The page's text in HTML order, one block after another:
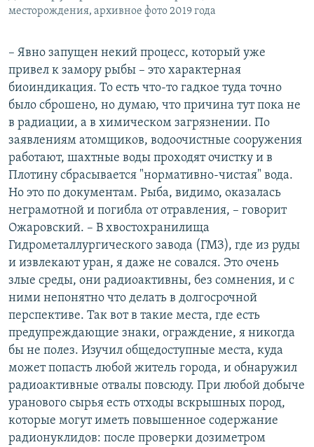
месторождения, архивное фото 2019 года
– Явно запущен некий процесс, который уже
привел к замору рыбы – это характерная
биоиндикация. То есть что-то гадкое туда точно
было сброшено, но думаю, что причина тут пока не
в радиации, а в химическом загрязнении. По
заявлениям атомщиков, водоочистные сооружения
работают, шахтные воды проходят очистку и в
Плотину сбрасывается "нормативно-чистая" вода.
Но это по документам. Рыба, видимо, оказалась
неграмотной и погибла от отравления, – говорит
Ожаровский. – В хвостохранилища
Гидрометаллургического завода (ГМЗ), где из руды
и извлекают уран, я даже не совался. Это очень
злые среды, они радиоактивны, без сомнения, и с
ними непонятно что делать в долгосрочной
перспективе. Так вот в такие места, где есть
предупреждающие знаки, ограждение, я никогда
бы не полез. Изучил общедоступные места, куда
может попасть любой житель города, и обнаружил
радиоактивные отвалы повсюду. При любой добыче
уранового сырья есть отходы вскрышных пород,
которые могут иметь повышенное содержание
радионуклидов: после проверки дозиметром